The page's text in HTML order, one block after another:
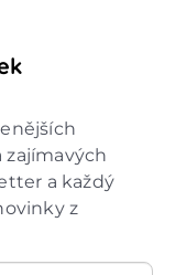
a každý
z